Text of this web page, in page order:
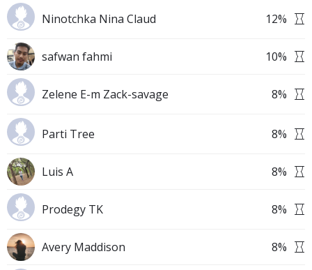
Ninotchka Nina Claud 12%
safwan fahmi 10%
Zelene E-m Zack-savage 8%
Parti Tree 8%
Luis A 8%
Prodegy TK 8%
Avery Maddison 8%